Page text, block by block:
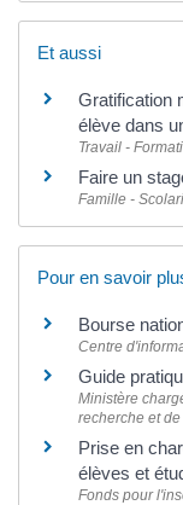
Et aussi
Gratification
élève dans
Travail -
Faire un
Famille -
Pour en savoir
Bourse
Centre
Guide
Ministère
recherche et
Prise en
élèves et
Fonds pour